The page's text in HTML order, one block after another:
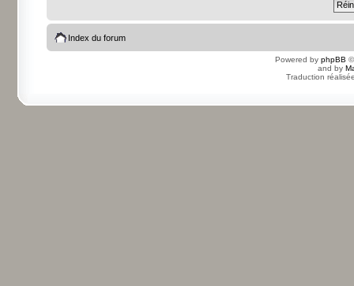
Index du forum
Powered by phpBB
and by
Traduction